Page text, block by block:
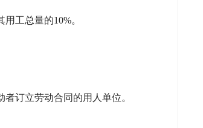
工总量的10%。
者订立劳动合同的用人单位。